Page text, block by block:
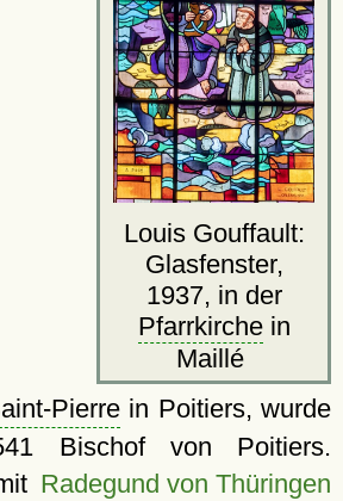
Louis Gouffault:
Glasfenster,
1937, in der
Pfarrkirchein
Maillé
Pierrein Poitiers, wurde
Bischof von Poitiers.
Radegund von Thüringen